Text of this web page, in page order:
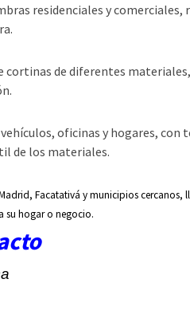
residenciales y comerciales,
de diferentes materiales,
oficinas y hogares, con
de los materiales.
Facatativá y municipios cercanos,
su hogar o negocio.